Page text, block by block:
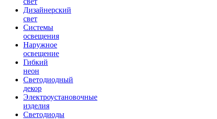
Дизайнерский
свет
Системы
освещения
Наружное
освещение
Гибкий
неон
Светодиодный
декор
Электроустановочные
изделия
Светодиоды